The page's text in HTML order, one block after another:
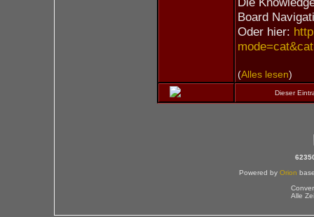
Board
Oder hier:
(Alles lesen)
Dieser
Powered by Orion
Alle